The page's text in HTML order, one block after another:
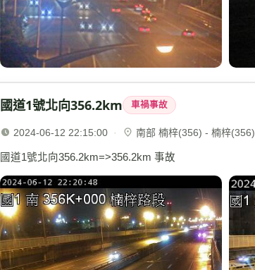
國道1號北向356.2km 車禍事故
2024-06-12 22:15:00 · 南部 楠梓(356) - 楠梓(356)
國道1號北向356.2km=>356.2km 事故